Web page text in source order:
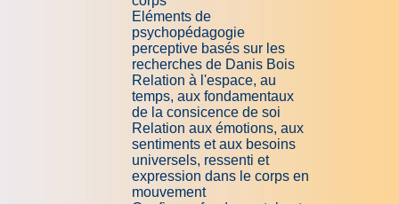
Eléments de
psychopédagogie
perceptive basés sur les
recherches de Danis Bois
Relation à l'espace, au
temps, aux fondamentaux
de la consicence de soi
Relation aux émotions, aux
sentiments et aux besoins
universels, ressenti et
expression dans le corps en
mouvement